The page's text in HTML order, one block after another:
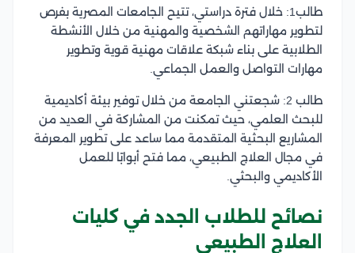
طالب1: خلال فترة دراستي، تتيح الجامعات المصرية بفرص
لتطوير مهاراتهم الشخصية والمهنية من خلال الأنشطة
الطلابية على بناء شبكة علاقات مهنية قوية وتطوير
مهارات التواصل والعمل الجماعي.
طالب 2: شجعتني الجامعة من خلال توفير بيئة أكاديمية
للبحث العلمي، حيث تمكنت من المشاركة في العديد من
المشاريع البحثية المتقدمة مما ساعد على تطوير المعرفة
في مجال العلاج الطبيعي، مما فتح أبوابًا للعمل
الأكاديمي والبحثي.
نصائح للطلاب الجدد في كليات
العلاج الطبيعي